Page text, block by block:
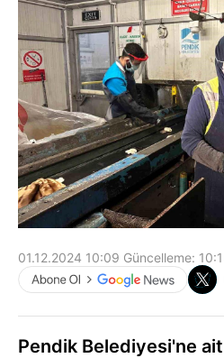
01.12.2024 10:09 Güncelleme:
Pendik Belediyesi'ne ait